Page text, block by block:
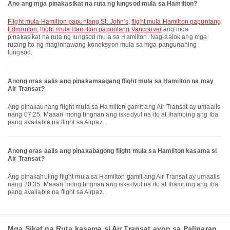
Ano ang mga pinakasikat na ruta ng lungsod mula sa Hamilton?
flight mula Hamilton papuntang St. John's,flight mula Hamilton papuntang
Edmonton,flight mula Hamilton papuntang Vancouver ang mga
pinakasikat na ruta ng lungsod mula sa Hamilton. Nag-aalok ang mga
rutang ito ng maginhawang koneksyon mula sa mga pangunahing
lungsod.
Anong oras aalis ang pinakamaagang flight mula sa Hamilton na may
Air Transat?
Ang pinakaunang flight mula sa Hamilton gamit ang Air Transat ay umaalis
nang 07:25. Maaari mong tingnan ang iskedyul na ito at ihambing ang iba
pang available na flight sa Airpaz.
Anong oras aalis ang pinakabagong flight mula sa Hamilton kasama si
Air Transat?
Ang pinakahuling flight mula sa Hamilton gamit ang Air Transat ay umaalis
nang 20:35. Maaari mong tingnan ang iskedyul na ito at ihambing ang iba
pang available na flight sa Airpaz.